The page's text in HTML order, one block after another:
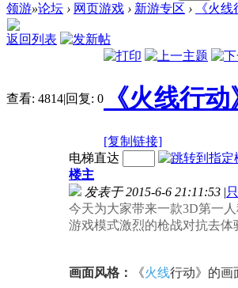
领游»论坛 › 网页游戏 › 新游专区 › 《火
返回列表
查看: 4814|回复: 0 《火线行
[复制链接]
电梯直达
楼主
发表于 2015-6-6 21:11:53 |
今天为大家带来一款3D第一
游戏模式激烈的枪战对抗去体
画面风格： 《火线行动》的画